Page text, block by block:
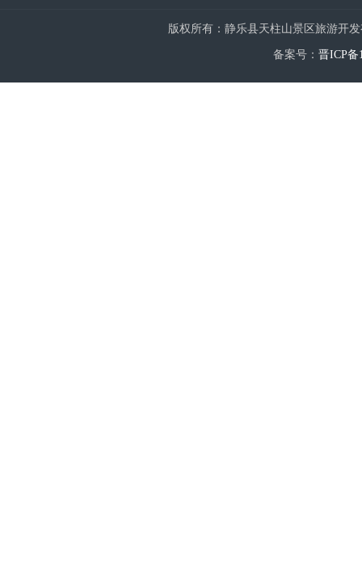
版权所有：静乐县天柱山景区旅游开发
备案号： 晋ICP备